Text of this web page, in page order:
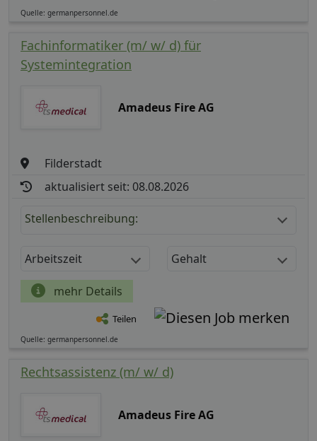
Quelle: germanpersonnel.de
Fachinformatiker (m/ w/ d) für
Systemintegration
Amadeus Fire AG
Filderstadt
aktualisiert seit: 08.08.2026
Stellenbeschreibung:
Arbeitszeit Gehalt
mehr Details
Teilen
Quelle: germanpersonnel.de
Rechtsassistenz (m/ w/ d)
Amadeus Fire AG